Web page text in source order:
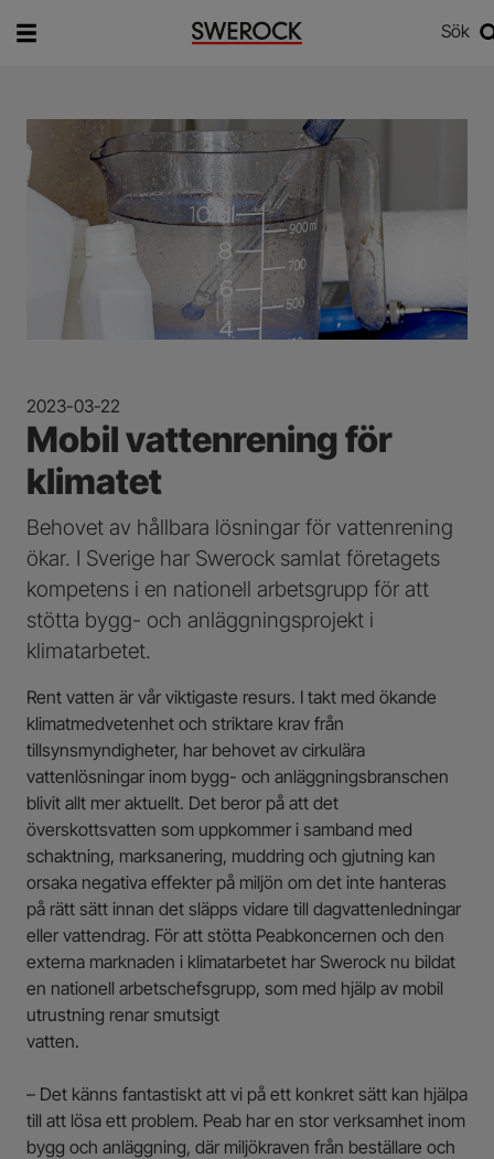
Sök
2023-03-22
Mobil vattenrening för
klimatet
Behovet av hållbara lösningar för vattenrening
ökar. I Sverige har Swerock samlat företagets
kompetens i en nationell arbetsgrupp för att
stötta bygg- och anläggningsprojekt i
klimatarbetet.
Rent vatten är vår viktigaste resurs. I takt med ökande
klimatmedvetenhet och striktare krav från
tillsynsmyndigheter, har behovet av cirkulära
vattenlösningar inom bygg- och anläggningsbranschen
blivit allt mer aktuellt. Det beror på att det
överskottsvatten som uppkommer i samband med
schaktning, marksanering, muddring och gjutning kan
orsaka negativa effekter på miljön om det inte hanteras
på rätt sätt innan det släpps vidare till dagvattenledningar
eller vattendrag. För att stötta Peabkoncernen och den
externa marknaden i klimatarbetet har Swerock nu bildat
en nationell arbetschefsgrupp, som med hjälp av mobil
utrustning renar smutsigt
vatten.
– Det känns fantastiskt att vi på ett konkret sätt kan hjälpa
till att lösa ett problem. Peab har en stor verksamhet inom
bygg och anläggning, där miljökraven från beställare och